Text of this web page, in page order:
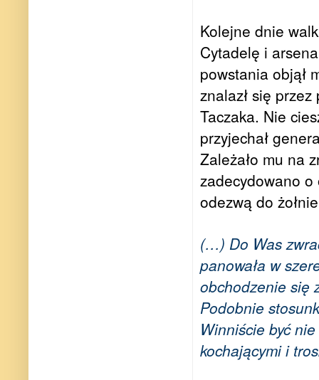
Kolejne dnie
Cytadelę i
powstania objął
znalazł się
Taczaka. Nie
przyjechał
Zależało mu na
zadecydowano o
odezwą do
(…) Do Was
panowała w
obchodzenie się
Podobnie
Winniście być
kochającymi i